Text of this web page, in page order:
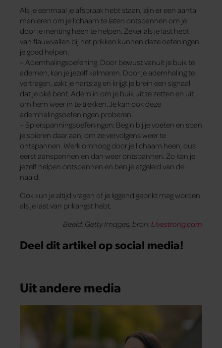
Als je eenmaal je afspraak hebt staan, zijn er een aantal
manieren om je lichaam te laten ontspannen om je
door je inenting heen te helpen. Zeker als je last hebt
van flauwvallen bij het prikken kunnen deze oefeningen
je goed helpen.
– Ademhalingsoefening: Door bewust vanuit je buik te
ademen, kan je jezelf kalmeren. Door je ademhaling te
vertragen, zakt je hartslag en krijgt je brein een signaal
dat je oké bent. Adem in om je buik uit te zetten en uit
om hem weer in te trekken. Je kan ook deze
ademhalingsoefeningen proberen.
– Spierspanningsoefeningen: Begin bij je voeten en span
je spieren daar aan, om ze vervolgens weer te
ontspannen. Werk omhoog door je lichaam heen, dus
eerst aanspannen en dan weer ontspannen. Zo kan je
jezelf helpen ontspannen en ben je afgeleid van de
naald.
Ook kun je altijd vragen of je liggend geprikt mag worden
als je last van prikangst hebt.
Beeld: Getty Images, bron:Livestrong.com
Deel dit artikel op social media!
Uit andere media